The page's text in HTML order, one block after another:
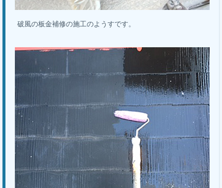
破風の板金補修の施工のようすです。